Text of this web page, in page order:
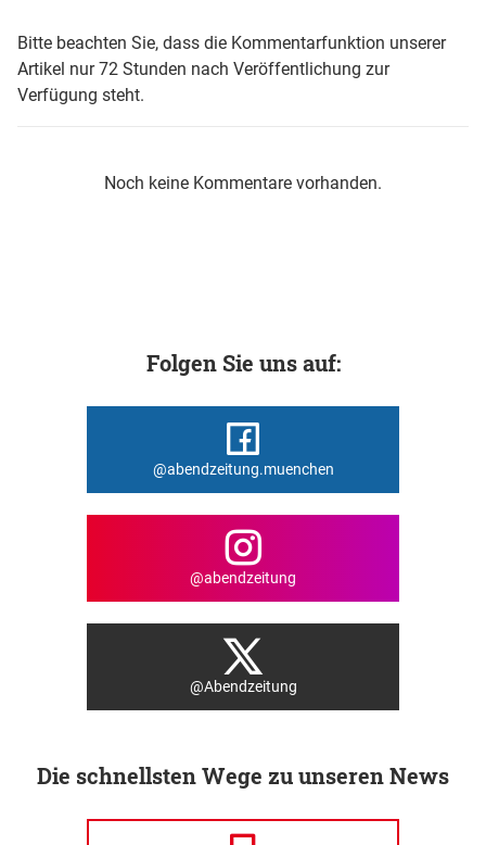
Bitte beachten Sie, dass die Kommentarfunktion unserer
Artikel nur 72 Stunden nach Veröffentlichung zur
Verfügung steht.
Noch keine Kommentare vorhanden.
Folgen Sie uns auf:
@abendzeitung.muenchen
@abendzeitung
@Abendzeitung
Die schnellsten Wege zu unseren News